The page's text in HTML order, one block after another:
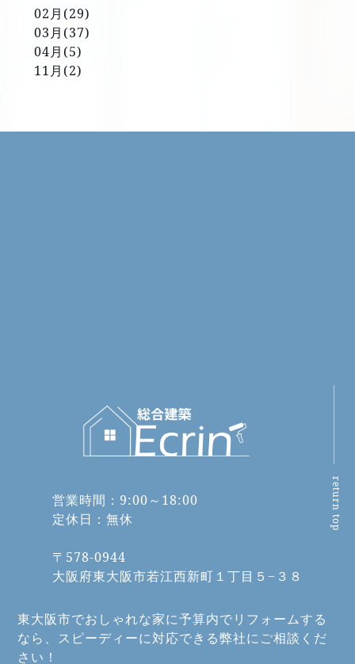
02月(29)
03月(37)
04月(5)
11月(2)
return top
営業時間：9:00～18:00
定休日：無休
〒578-0944
大阪府東大阪市若江西新町１丁目５−３８
東大阪市でおしゃれな家に予算内でリフォームする
なら、スピーディーに対応できる弊社にご相談くだ
さい！